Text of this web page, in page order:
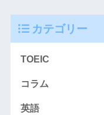
カテゴリー
TOEIC
コラム
英語